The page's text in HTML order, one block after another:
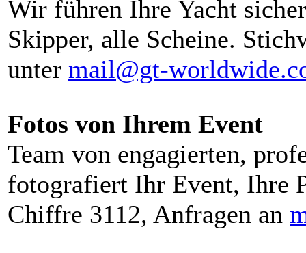
Wir führen Ihre Yacht
Skipper, alle Scheine.
unter mail@gt-
Fotos von Ihrem Event
Team von engagierten,
fotografiert Ihr Event, Ihre
Chiffre 3112, Anfragen an